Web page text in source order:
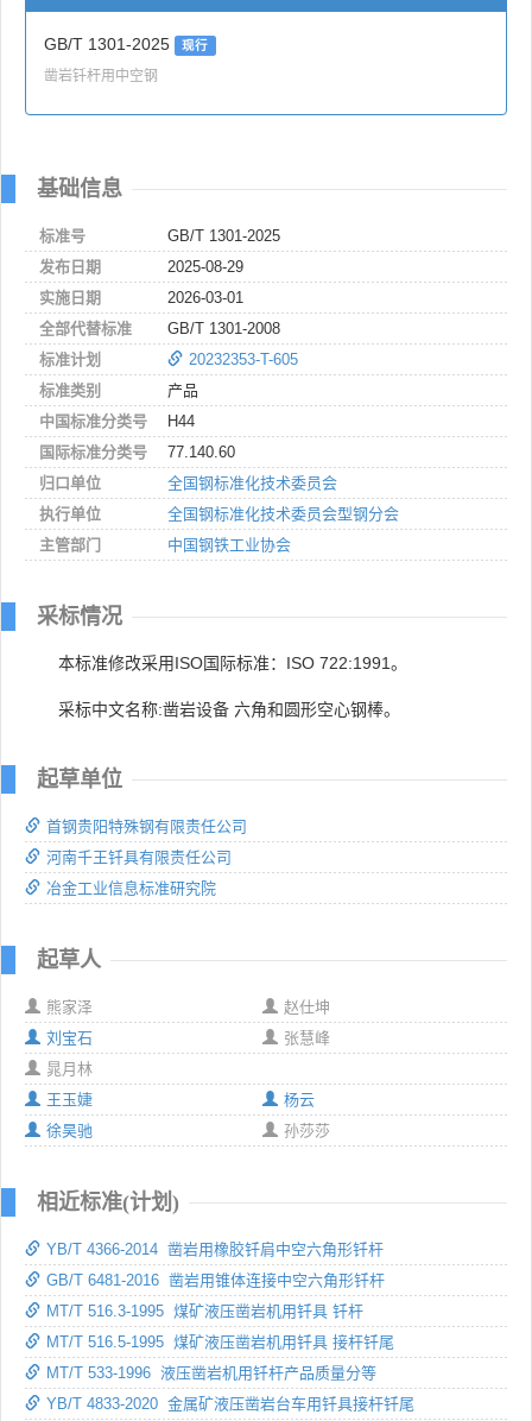
GB/T 1301-2025 现行
凿岩钎杆用中空钢
基础信息
标准号
GB/T 1301-2025
发布日期
2025-08-29
实施日期
2026-03-01
全部代替标准
GB/T 1301-2008
标准计划
20232353-T-605
标准类别
产品
中国标准分类号
H44
国际标准分类号
77.140.60
归口单位
全国钢标准化技术委员会
执行单位
全国钢标准化技术委员会型钢分会
主管部门
中国钢铁工业协会
采标情况
本标准修改采用ISO国际标准：ISO 722:1991。
采标中文名称:凿岩设备 六角和圆形空心钢棒。
起草单位
首钢贵阳特殊钢有限责任公司
河南千王钎具有限责任公司
冶金工业信息标准研究院
起草人
熊家泽
赵仕坤
刘宝石
张慧峰
晁月林
王玉婕
杨云
徐昊驰
孙莎莎
相近标准(计划)
YB/T 4366-2014 凿岩用橡胶钎肩中空六角形钎杆
GB/T 6481-2016 凿岩用锥体连接中空六角形钎杆
MT/T 516.3-1995 煤矿液压凿岩机用钎具 钎杆
MT/T 516.5-1995 煤矿液压凿岩机用钎具 接杆钎尾
MT/T 533-1996 液压凿岩机用钎杆产品质量分等
YB/T 4833-2020 金属矿液压凿岩台车用钎具接杆钎尾